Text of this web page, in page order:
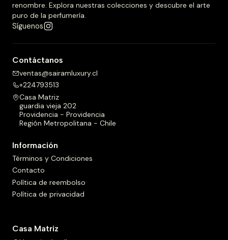
renombre. Explora nuestras colecciones y descubre el arte
puro de la perfumería.
Síguenos
Contáctanos
ventas@sairamluxury.cl
+224793513
Casa Matriz
guardia vieja 202
Providencia - Providencia
Región Metropolitana - Chile
Información
Términos y Condiciones
Contacto
Política de reembolso
Política de privacidad
Casa Matriz